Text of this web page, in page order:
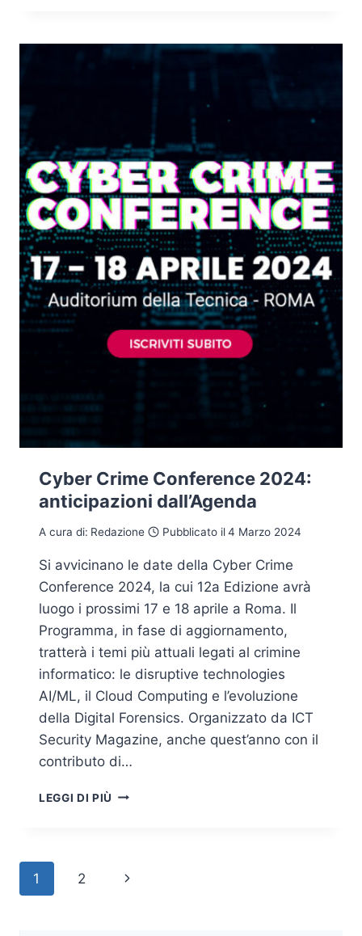
APRILE
CONFERENCE:
EVOLUZIONE
DELLE
MINACCE
INFORMATICHE
E
DELLE
STRATEGIE
DI
DIFESA
Cyber Crime Conference 2024:
anticipazioni dall’Agenda
A cura di: Redazione Pubblicato il4 Marzo 2024
Si avvicinano le date della Cyber Crime
Conference 2024, la cui 12a Edizione avrà
luogo i prossimi 17 e 18 aprile a Roma. Il
Programma, in fase di aggiornamento,
tratterà i temi più attuali legati al crimine
informatico: le disruptive technologies
AI/ML, il Cloud Computing e l’evoluzione
della Digital Forensics. Organizzato da ICT
Security Magazine, anche quest’anno con il
contributo di…
LEGGI DI PIÙ CYBER
DALL’AGENDA
Navigazione
1 2
Pagina